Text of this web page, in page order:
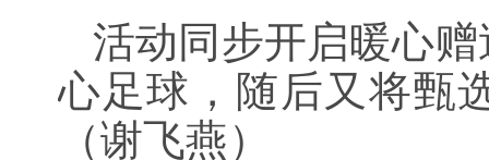
活动同步开启暖心
心足球，随后又将甄
（谢飞燕）